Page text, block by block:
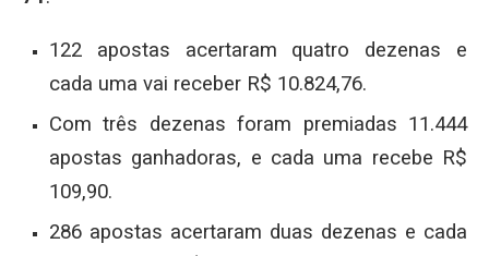
122 apostas acertaram quatro dezenas e
cada uma vai receber R$ 10.824,76.
Com três dezenas foram premiadas 11.444
apostas ganhadoras, e cada uma recebe R$
109,90.
286 apostas acertaram duas dezenas e cada